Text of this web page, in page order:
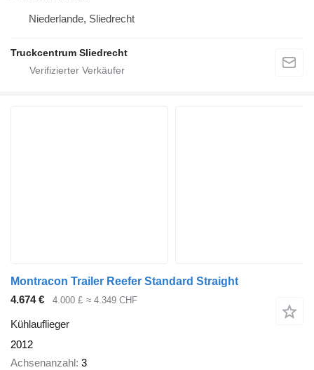
Niederlande, Sliedrecht
Truckcentrum Sliedrecht
Montracon Trailer Reefer Standard Straight
4.674 €
4.000 £ ≈ 4.349 CHF
Kühlauflieger
2012
Achsenanzahl 3